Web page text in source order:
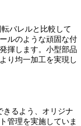
バレルと比較して
ルのような頑固な付
揮します。小型部品
り均一加工を実現し
きるよう、オリジナ
管理を実施していま